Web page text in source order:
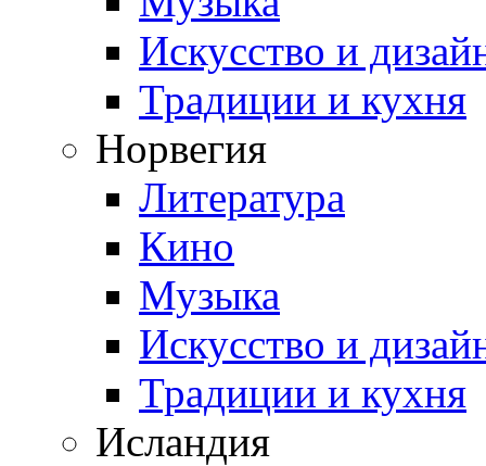
Искусство и
Традиции и кухня
Норвегия
Литература
Кино
Музыка
Искусство и
Традиции и кухня
Исландия